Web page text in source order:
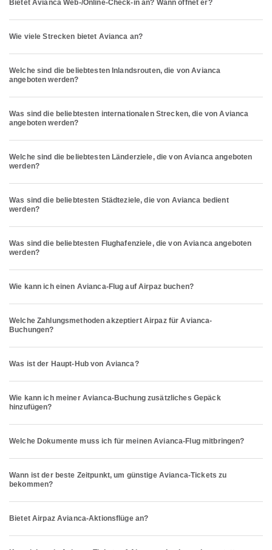
Bietet Avianca Web-/Online-Check-in an? Wann öffnet er?
Wie viele Strecken bietet Avianca an?
Welche sind die beliebtesten Inlandsrouten, die von Avianca
angeboten werden?
Was sind die beliebtesten internationalen Strecken, die von Avianca
angeboten werden?
Welche sind die beliebtesten Länderziele, die von Avianca angeboten
werden?
Was sind die beliebtesten Städteziele, die von Avianca bedient
werden?
Was sind die beliebtesten Flughafenziele, die von Avianca angeboten
werden?
Wie kann ich einen Avianca-Flug auf Airpaz buchen?
Welche Zahlungsmethoden akzeptiert Airpaz für Avianca-
Buchungen?
Was ist der Haupt-Hub von Avianca?
Wie kann ich meiner Avianca-Buchung zusätzliches Gepäck
hinzufügen?
Welche Dokumente muss ich für meinen Avianca-Flug mitbringen?
Wann ist der beste Zeitpunkt, um günstige Avianca-Tickets zu
bekommen?
Bietet Airpaz Avianca-Aktionsflüge an?